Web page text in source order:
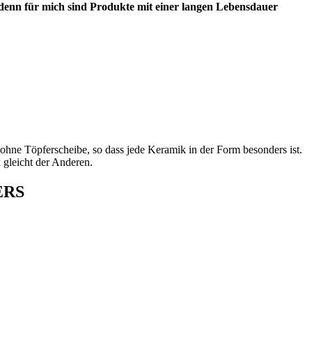
für mich sind Produkte mit einer langen Lebensdauer
Töpferscheibe, so dass jede Keramik in der Form besonders ist.
der Anderen.